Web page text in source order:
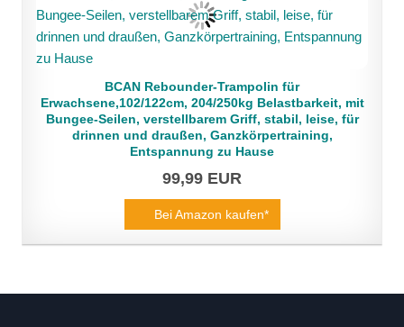
BCAN Rebounder-Trampolin für
Erwachsene,102/122cm, 204/250kg Belastbarkeit, mit
Bungee-Seilen, verstellbarem Griff, stabil, leise, für
drinnen und draußen, Ganzkörpertraining,
Entspannung zu Hause
99,99 EUR
Bei Amazon kaufen*